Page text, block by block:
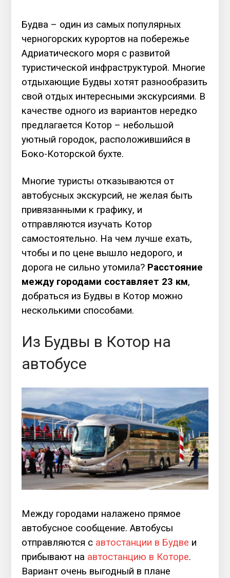
Будва – один из самых популярных
черногорских курортов на побережье
Адриатического моря с развитой
туристической инфраструктурой. Многие
отдыхающие Будвы хотят разнообразить
свой отдых интересными экскурсиями. В
качестве одного из вариантов нередко
предлагается Котор – небольшой
уютный городок, расположившийся в
Боко-Которской бухте.
Многие туристы отказываются от
автобусных экскурсий, не желая быть
привязанными к графику, и
отправляются изучать Котор
самостоятельно. На чем лучше ехать,
чтобы и по цене вышло недорого, и
дорога не сильно утомила? Расстояние
между городами составляет 23 км,
добраться из Будвы в Котор можно
несколькими способами.
Из Будвы в Котор на
автобусе
Между городами налажено прямое
автобусное сообщение. Автобусы
отправляются с автостанции в Будве и
прибывают на автостанцию в Которе.
Вариант очень выгодный в плане